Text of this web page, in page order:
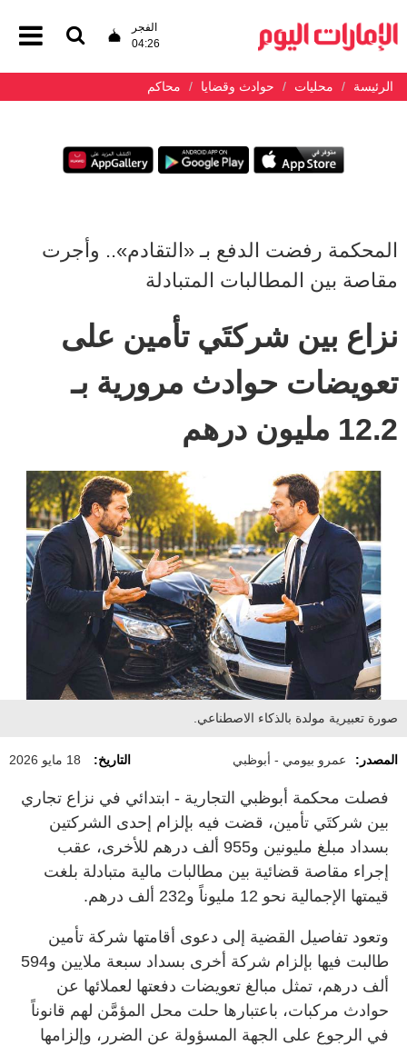
الفجر
04:26
الرئيسة محليات حوادث وقضايا محاكم
المحكمة رفضت الدفع بـ «التقادم».. وأجرت
مقاصة بين المطالبات المتبادلة
نزاع بين شركتَي تأمين على
تعويضات حوادث مرورية بـ
12.2 مليون درهم
صورة تعبيرية مولدة بالذكاء الاصطناعي.
المصدر: عمرو بيومي - أبوظبي التاريخ: 18 مايو 2026
فصلت محكمة أبوظبي التجارية - ابتدائي في نزاع تجاري
بين شركتَي تأمين، قضت فيه بإلزام إحدى الشركتين
بسداد مبلغ مليونين و955 ألف درهم للأخرى، عقب
إجراء مقاصة قضائية بين مطالبات مالية متبادلة بلغت
قيمتها الإجمالية نحو 12 مليوناً و232 ألف درهم.
وتعود تفاصيل القضية إلى دعوى أقامتها شركة تأمين
طالبت فيها بإلزام شركة أخرى بسداد سبعة ملايين و594
ألف درهم، تمثل مبالغ تعويضات دفعتها لعملائها عن
حوادث مركبات، باعتبارها حلت محل المؤمَّن لهم قانوناً
في الرجوع على الجهة المسؤولة عن الضرر، وإلزامها